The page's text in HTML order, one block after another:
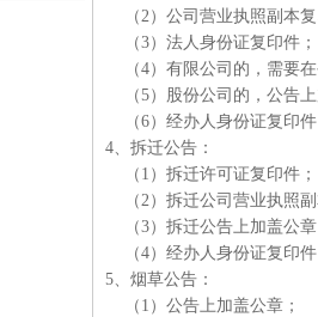
（2）公司营业执照副本
（3）法人身份证复印件
（4）有限公司的，需要
（5）股份公司的，公告
（6）经办人身份证复印
4、拆迁公告：
（1）拆迁许可证复印件
（2）拆迁公司营业执照
（3）拆迁公告上加盖公
（4）经办人身份证复印
5、烟草公告：
（1）公告上加盖公章；